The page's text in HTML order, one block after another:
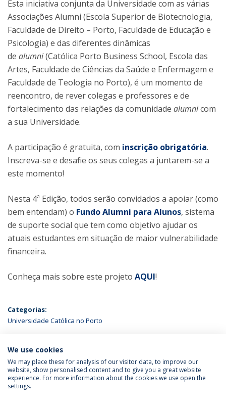
Esta iniciativa conjunta da Universidade com as várias
Associações Alumni (Escola Superior de Biotecnologia,
Faculdade de Direito – Porto, Faculdade de Educação e
Psicologia) e das diferentes dinâmicas
de alumni(Católica Porto Business School, Escola das
Artes, Faculdade de Ciências da Saúde e Enfermagem e
Faculdade de Teologia no Porto), é um momento de
reencontro, de rever colegas e professores e de
fortalecimento das relações da comunidade alumnicom
a sua Universidade.
A participação é gratuita, com inscrição obrigatória.
Inscreva-se e desafie os seus colegas a juntarem-se a
este momento!
Nesta 4ª Edição, todos serão convidados a apoiar (como
bem entendam) o Fundo Alumni para Alunos, sistema
de suporte social que tem como objetivo ajudar os
atuais estudantes em situação de maior vulnerabilidade
financeira.
Conheça mais sobre este projeto AQUI!
Categorias:
Universidade Católica no Porto
ÚLTIMAS NOTÍCIAS
Política de Privacidade
Termos & Condições
We use cookies
We may place these for analysis of our visitor data, to improve our
website, show personalised content and to give you a great website
experience. For more information about the cookies we use open the
settings.